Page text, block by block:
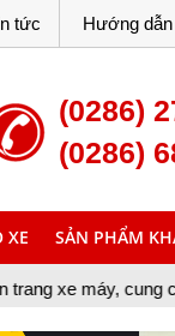
tức Hướng
(0286)
(0286)
XE SẢN PHẨM
cấp đồ chơi xe